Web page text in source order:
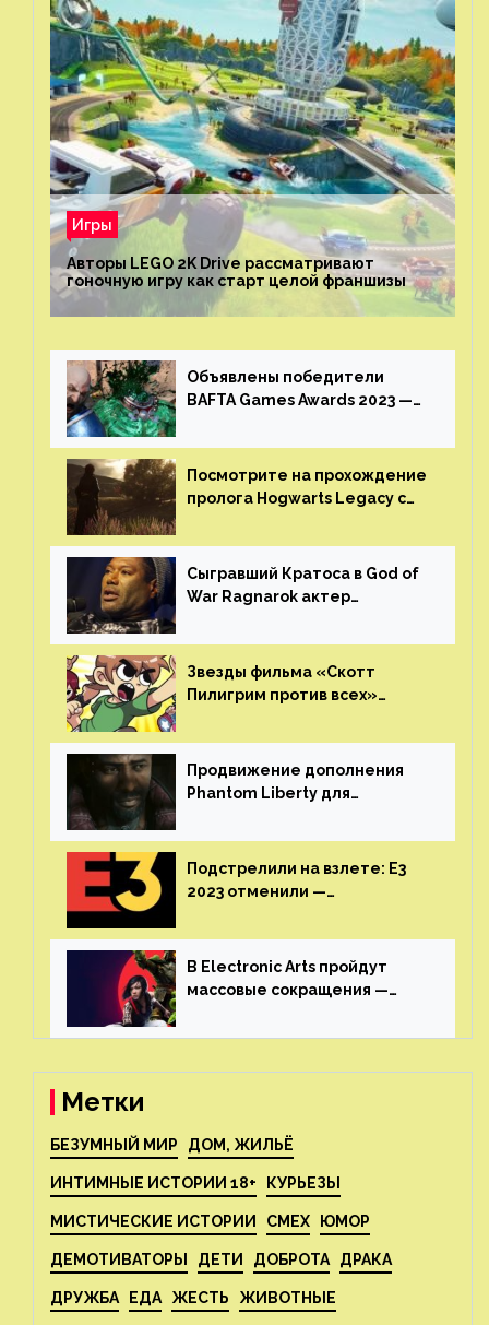
Игры
Авторы LEGO 2K Drive рассматривают
гоночную игру как старт целой франшизы
Объявлены победители
BAFTA Games Awards 2023 —
получила шесть наград
Посмотрите на прохождение
пролога Hogwarts Legacy с
GamesVoice показала первые
результаты своего труда
Сыгравший Кратоса в God of
War Ragnarok актер
игроков прекратить
консольные войны
Звезды фильма «Скотт
Пилигрим против всех»
аниме от Netflix
Продвижение дополнения
Phantom Liberty для
июне
Подстрелили на взлете: E3
2023 отменили —
выставка не вернется
В Electronic Arts пройдут
массовые сокращения —
реструктуризацию
Метки
БЕЗУМНЫЙ МИР ДОМ, ЖИЛЬЁ
ИНТИМНЫЕ ИСТОРИИ 18+ КУРЬЕЗЫ
МИСТИЧЕСКИЕ ИСТОРИИ СМЕХ ЮМОР
ДЕМОТИВАТОРЫ ДЕТИ ДОБРОТА ДРАКА
ДРУЖБА ЕДА ЖЕСТЬ ЖИВОТНЫЕ